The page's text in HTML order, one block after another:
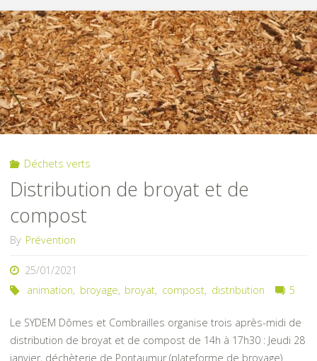
Compost"
Déchets verts
Distribution de broyat et de
compost
By Prévention
25/01/2021
animation, broyage, broyat, compost, distribution 5
Le SYDEM Dômes et Combrailles organise trois après-midi de
distribution de broyat et de compost de 14h à 17h30 : Jeudi 28
janvier, déchèterie de Pontaumur (plateforme de broyage)